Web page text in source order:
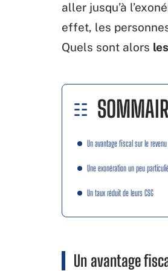
aller jusqu’à
effet, les
Quels sont alors
Un avantage fiscal sur le revenu
Une exonération un peu
Un taux réduit de leurs CSG
Un avantage